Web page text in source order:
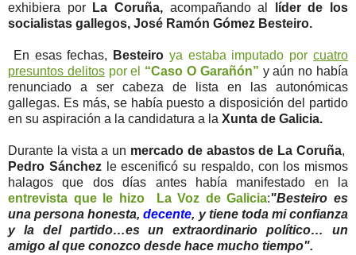
exhibiera por
La Coruña,acompañando al
líder de los
socialistas gallegos, José Ramón Gómez Besteiro.
En esas fechas, Besteiro ya estaba imputado porcuatro
presuntos delitospor el “Caso O Garañón” y aún no había
renunciado a ser cabeza de lista en las autonómicas
gallegas. Es más, se había puesto a disposición del partido
en su aspiración a la candidatura a la Xunta de Galicia.
Durante la vista a un mercado de abastos de La Coruña,
Pedro Sánchez le escenificó su respaldo, con los mismos
halagos que dos días antes había manifestado en la
entrevista que le hizo La Voz de Galicia:"Besteiro es
una persona honesta,decente, y tiene toda mi confianza
y la del partido…es un extraordinario político… un
amigo al que conozco desde hace mucho tiempo".